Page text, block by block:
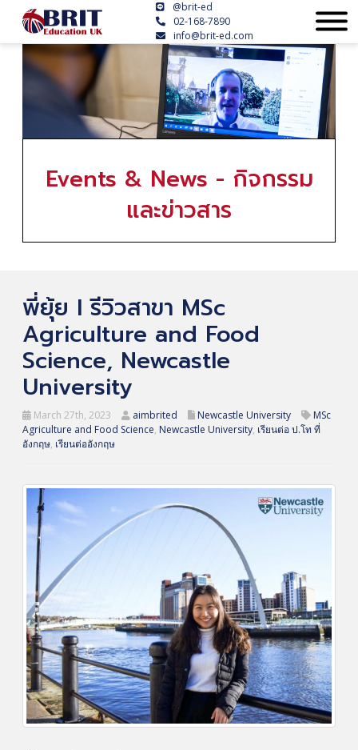
@brit-ed
02-168-7890
info@brit-ed.com
Events & News - กิจกรรม
และข่าวสาร
พี่ยุ้ย l รีวิวสาขา MSc
Agriculture and Food
Science, Newcastle
University
March 27th, 2023 aimbrited Newcastle University
MSc
Agriculture and Food Science, Newcastle University, เรียนต่อ ป.โท ที่
อังกฤษ, เรียนต่ออังกฤษ